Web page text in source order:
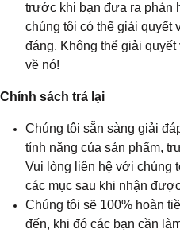
trước khi bạn đưa ra phản
chúng tôi có thể giải quyết
đáng. Không thể giải
về nó!
Chính sách trả lại
Chúng tôi sẵn sàng giải
tính năng của sản phẩm,
Vui lòng liên hệ với chúng
các mục sau khi nhận
Chúng tôi sẽ 100% hoàn
đến, khi đó các bạn cần